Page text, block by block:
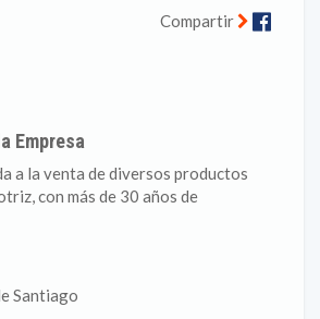
Compartir
Empresa
a la venta de diversos productos
con más de 30 años de
Santiago